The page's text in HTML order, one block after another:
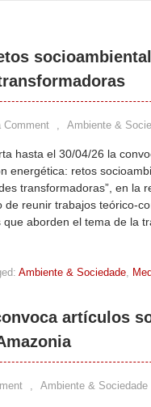
Comment , Ambiente &
hasta el 30/04/26 la
energética: retos
transformadoras”, en la
de reunir trabajos teórico-
que aborden el tema de la
Ambiente & Sociedade,
artículos
, Ambiente & Sociedade